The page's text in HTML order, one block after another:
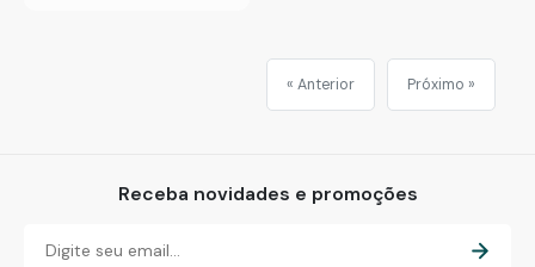
« Anterior Próximo »
Receba novidades e promoções